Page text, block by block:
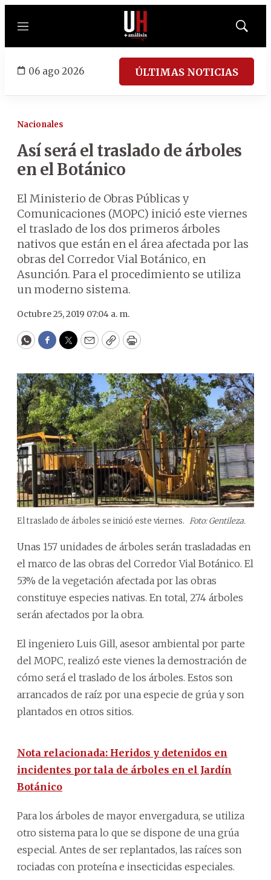
Menú
Mostrar
06 ago 2026 ÚLTIMAS NOTICIAS
Nacionales
Así será el traslado de árboles
en el Botánico
El Ministerio de Obras Públicas y
Comunicaciones (MOPC) inició este viernes
el traslado de los dos primeros árboles
nativos que están en el área afectada por las
obras del Corredor Vial Botánico, en
Asunción. Para el procedimiento se utiliza
un moderno sistema.
Octubre 25, 2019 07:04 a. m.
WhatsApp
Facebook
Twitter
EmailCopyPrint
El traslado de árboles se inició este viernes. Foto: Gentileza.
Unas 157 unidades de árboles serán trasladadas en
el marco de las obras del Corredor Vial Botánico. El
53% de la vegetación afectada por las obras
constituye especies nativas. En total, 274 árboles
serán afectados por la obra.
El ingeniero Luis Gill, asesor ambiental por parte
del MOPC, realizó este vienes la demostración de
cómo será el traslado de los árboles. Estos son
arrancados de raíz por una especie de grúa y son
plantados en otros sitios.
Nota relacionada: Heridos y detenidos en
incidentes por tala de árboles en el Jardín
Botánico
Para los árboles de mayor envergadura, se utiliza
otro sistema para lo que se dispone de una grúa
especial. Antes de ser replantados, las raíces son
rociadas con proteína e insecticidas especiales.